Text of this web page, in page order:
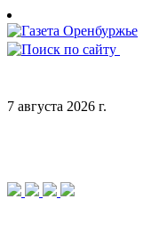
Skip
to
content
7 августа 2026 г.